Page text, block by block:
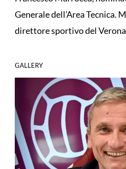
Generale dell’Area Tecnica.
direttore sportivo del
GALLERY